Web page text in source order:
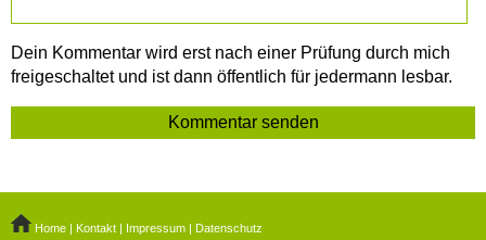
Dein Kommentar wird erst nach einer Prüfung durch mich
freigeschaltet und ist dann öffentlich für jedermann lesbar.
Home | Kontakt | Impressum | Datenschutz